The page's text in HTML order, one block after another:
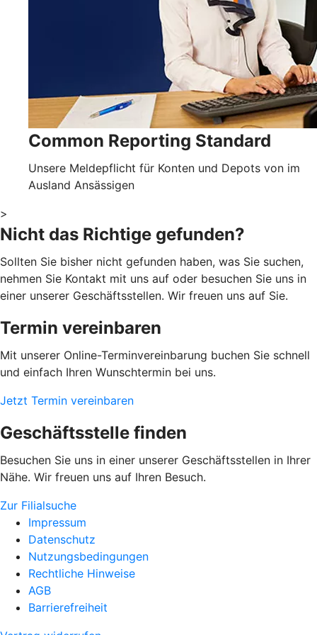
Common Reporting Standard
Unsere Meldepflicht für Konten und Depots von im
Ausland Ansässigen
>
Nicht das Richtige gefunden?
Sollten Sie bisher nicht gefunden haben, was Sie suchen,
nehmen Sie Kontakt mit uns auf oder besuchen Sie uns in
einer unserer Geschäftsstellen. Wir freuen uns auf Sie.
Termin vereinbaren
Mit unserer Online-Terminvereinbarung buchen Sie schnell
und einfach Ihren Wunschtermin bei uns.
Jetzt Termin vereinbaren
Geschäftsstelle finden
Besuchen Sie uns in einer unserer Geschäftsstellen in Ihrer
Nähe. Wir freuen uns auf Ihren Besuch.
Zur Filialsuche
Impressum
Datenschutz
Nutzungsbedingungen
Rechtliche Hinweise
AGB
Barrierefreiheit